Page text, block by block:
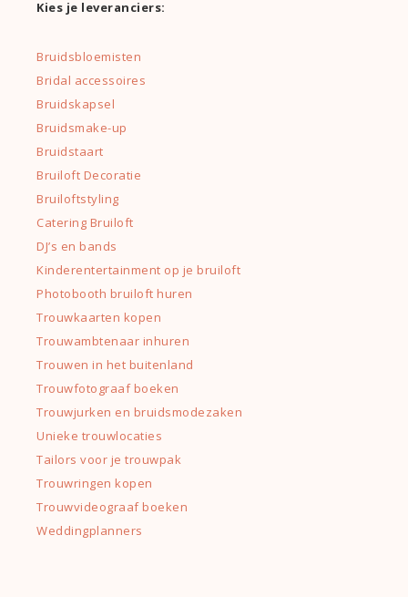
Kies je leveranciers:
Bruidsbloemisten
Bridal accessoires
Bruidskapsel
Bruidsmake-up
Bruidstaart
Bruiloft Decoratie
Bruiloftstyling
Catering Bruiloft
DJ’s en bands
Kinderentertainment op je bruiloft
Photobooth bruiloft huren
Trouwkaarten kopen
Trouwambtenaar inhuren
Trouwen in het buitenland
Trouwfotograaf boeken
Trouwjurken en bruidsmodezaken
Unieke trouwlocaties
Tailors voor je trouwpak
Trouwringen kopen
Trouwvideograaf boeken
Weddingplanners